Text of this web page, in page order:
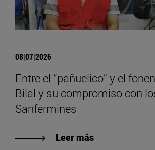
08|07|2026
Entre el “pañuelico” y el
Bilal y su compromiso con
Sanfermines
Leer más